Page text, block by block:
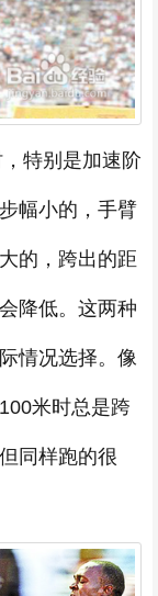
特别是加速阶
幅小的，手臂
的，跨出的距
降低。这两种
情况选择。像
米时总是跨
同样跑的很